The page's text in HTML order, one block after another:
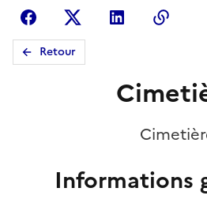
FacebookX (anciennement
Linkedin
Retour
Informations